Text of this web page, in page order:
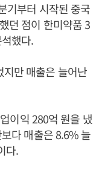
기부터 시작된 중국
던 점이 한미약품 3
했다.
만 매출은 늘어난
이익 280억 원을 냈
다 매출은 8.6% 늘
다.